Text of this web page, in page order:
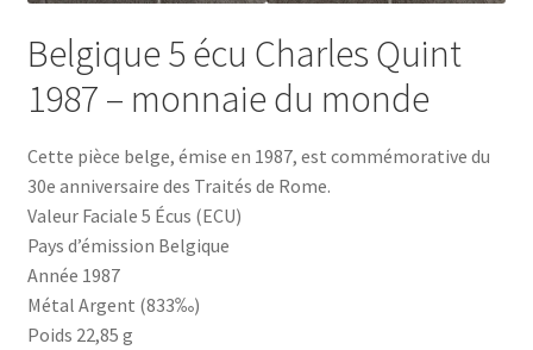
Belgique 5 écu Charles Quint
1987 – monnaie du monde
Cette pièce belge, émise en 1987, est commémorative du
30e anniversaire des Traités de Rome.
Valeur Faciale 5 Écus (ECU)
Pays d’émission Belgique
Année 1987
Métal Argent (833‰)
Poids 22,85 g